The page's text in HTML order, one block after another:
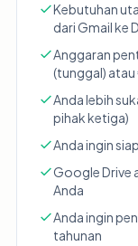
Kebutuhan
dari Gmail ke
Anggaran
(tunggal)
Anda lebih
pihak ketiga)
Anda ingin
Google Drive
Anda
Anda ingin
tahunan